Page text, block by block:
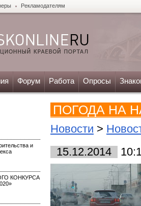
Рекламодателям
Форум Работа Опросы
и
КОНКУРСА
ПОГОДА НА
Новости >
15.12.2014